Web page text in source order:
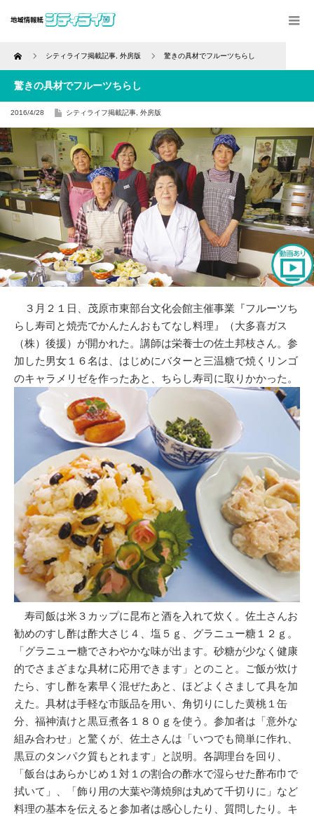
Home シティライフ掲載記事 外房版 驚きの具材でフルーツちらし
驚きの具材でフルーツちらし
2016/4/28 シティライフ掲載記事 外房版
３月２１日、茂原市東部台文化会館主催事業『フルーツち
らし寿司と焼売でかんたんおもてなし料理』（大多喜ガス
（株）後援）が開かれた。講師は栄養士の佐土邦枝さん。参
加した男女１６名は、はじめにバターと三温糖で焼くリンゴ
のキャラメリゼを作ったあと、ちらし寿司に取りかかった。
寿司飯は米３カップに昆布と酒を入れて炊く。佐土さんお
勧めのすし酢は酢大さじ４、塩５ｇ、グラニュー糖１２ｇ。
「グラニュー糖でさわやかな味が出ます。砂糖が少なく健康
的でさまざまな具材に応用できます」とのこと。ご飯が炊け
たら、すし酢を素早く混ぜたあと、ほどよくさまして具を加
えた。具材は手軽な市販品を用い、角切りにした黄桃１缶
分、福神漬けと黒豆煮各１８０ｇを使う。参加者は「意外な
組み合わせ」と驚くが、佐土さんは「いつでも簡単に作れ、
黒豆のタンパク質もとれます」と説明。各調理台を回り、
「飯台はあらかじめ１対１の割合の酢水で湿らせた酢布巾で
拭いて」、「飾り用の大葉や薄焼卵は丸めて千切りに」など
料理の基本を伝えると参加者は感心したり、質問したり。キ